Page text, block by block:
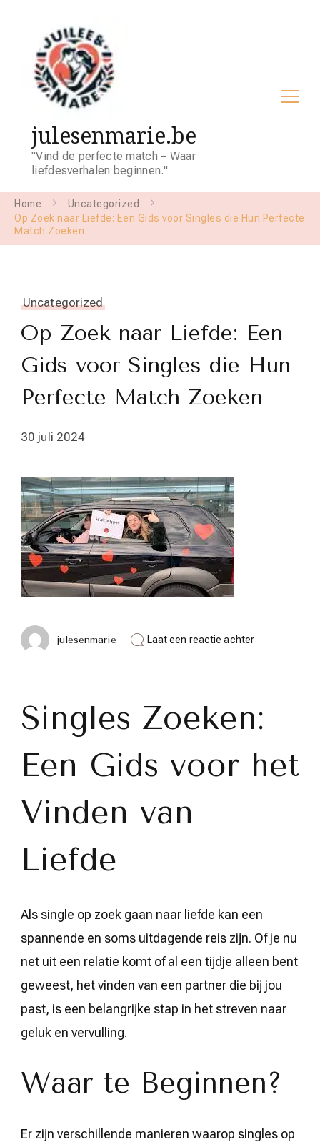
julesenmarie.be
"Vind de perfecte match – Waar
liefdesverhalen beginnen."
Home
Uncategorized
Op Zoek naar Liefde: Een Gids voor Singles die Hun Perfecte
Match Zoeken
Uncategorized
Op Zoek naar Liefde: Een
Gids voor Singles die Hun
Perfecte Match Zoeken
30 juli 2024
julesenmarie Laat een reactie achterop
Gids
voor
die
Hun
Perfecte
Singles Zoeken:
Een Gids voor het
Vinden van
Liefde
Als single op zoek gaan naar liefde kan een
spannende en soms uitdagende reis zijn. Of je nu
net uit een relatie komt of al een tijdje alleen bent
geweest, het vinden van een partner die bij jou
past, is een belangrijke stap in het streven naar
geluk en vervulling.
Waar te Beginnen?
Er zijn verschillende manieren waarop singles op